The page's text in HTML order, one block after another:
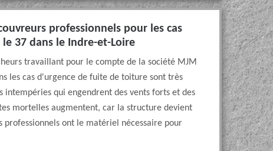
professionnels pour les cas
37 dans le Indre-et-Loire
travaillant pour le compte de la société MJM
les cas d'urgence de fuite de toiture sont très
intempéries qui engendrent des vents forts et des
mortelles augmentent, car la structure devient
professionnels ont le matériel nécessaire pour